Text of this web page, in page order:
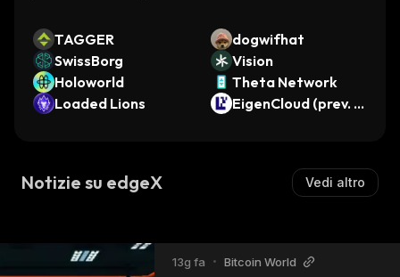
TAGGER
dogwifhat
SwissBorg
Vision
Holoworld
Theta Network
Loaded Lions
EigenCloud (prev. Ei
Notizie su edgeX Vedi altro
13g fa • Bitcoin World